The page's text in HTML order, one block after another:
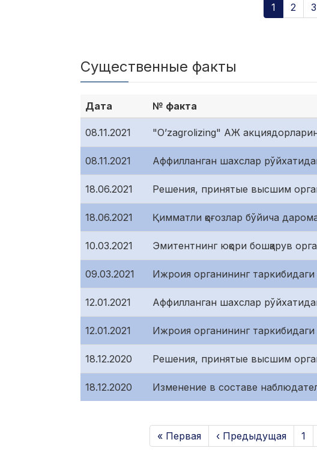
1 2 3
Существенные факты
Дата № факта
08.11.2021 "O’zagrolizing" АЖ
08.11.2021 Аффилланган шахслар
18.06.2021 Решения, принятые высшим
18.06.2021 Қимматли қоғозлар бўйича
10.03.2021 Эмитентнинг юқори бошқарув
09.03.2021 Ижроия органининг
12.01.2021 Аффилланган шахслар
12.01.2021 Ижроия органининг
18.12.2020 Решения, принятые высшим
18.12.2020 Изменение в составе
« Первая ‹ Предыдущая 1